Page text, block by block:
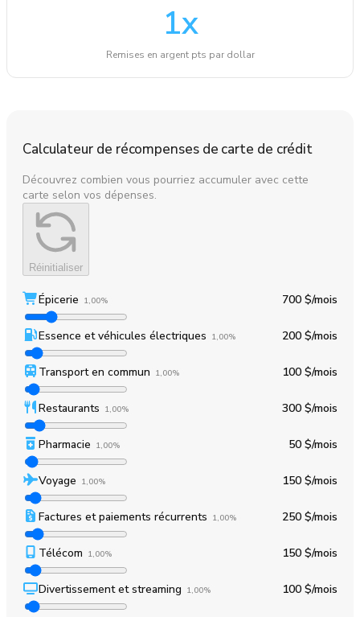
1x
Remises en argent pts par dollar
Calculateur de récompenses de carte de crédit
Découvrez combien vous pourriez accumuler avec cette
carte selon vos dépenses.
Réinitialiser
Épicerie 1,00% 700 $/mois
Essence et véhicules électriques 1,00% 200 $/mois
Transport en commun 1,00% 100 $/mois
Restaurants 1,00% 300 $/mois
Pharmacie 1,00% 50 $/mois
Voyage 1,00% 150 $/mois
Factures et paiements récurrents 1,00% 250 $/mois
Télécom 1,00% 150 $/mois
Divertissement et streaming 1,00% 100 $/mois